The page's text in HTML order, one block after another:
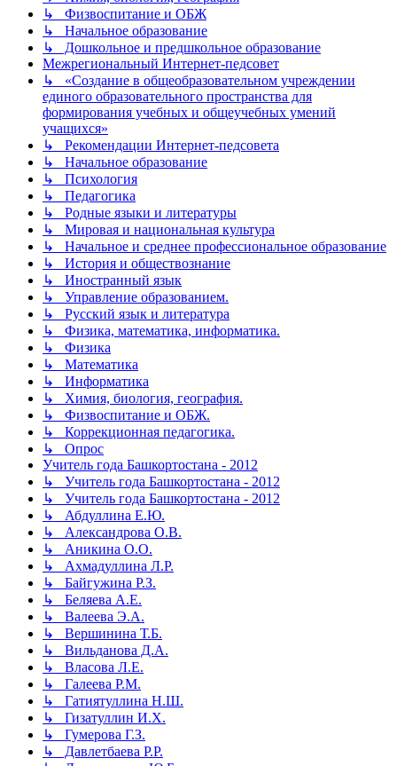
↳ Физвоспитание и ОБЖ
↳ Начальное образование
↳ Дошкольное и предшкольное образование
Межрегиональный Интернет-педсовет
↳ «Создание в общеобразовательном учреждении
единого образовательного пространства для
формирования учебных и общеучебных умений
учащихся»
↳ Рекомендации Интернет-педсовета
↳ Начальное образование
↳ Психология
↳ Педагогика
↳ Родные языки и литературы
↳ Мировая и национальная культура
↳ Начальное и среднее профессиональное образование
↳ История и обществознание
↳ Иностранный язык
↳ Управление образованием.
↳ Русский язык и литература
↳ Физика, математика, информатика.
↳ Физика
↳ Математика
↳ Информатика
↳ Химия, биология, география.
↳ Физвоспитание и ОБЖ.
↳ Коррекционная педагогика.
↳ Опрос
Учитель года Башкортостана - 2012
↳ Учитель года Башкортостана - 2012
↳ Учитель года Башкортостана - 2012
↳ Абдуллина Е.Ю.
↳ Александрова О.В.
↳ Аникина О.О.
↳ Ахмадуллина Л.Р.
↳ Байгужина Р.З.
↳ Беляева А.Е.
↳ Валеева Э.А.
↳ Вершинина Т.Б.
↳ Вильданова Д.А.
↳ Власова Л.Е.
↳ Галеева Р.М.
↳ Гатиятуллина Н.Ш.
↳ Гизатуллин И.Х.
↳ Гумерова Г.З.
↳ Давлетбаева Р.Р.